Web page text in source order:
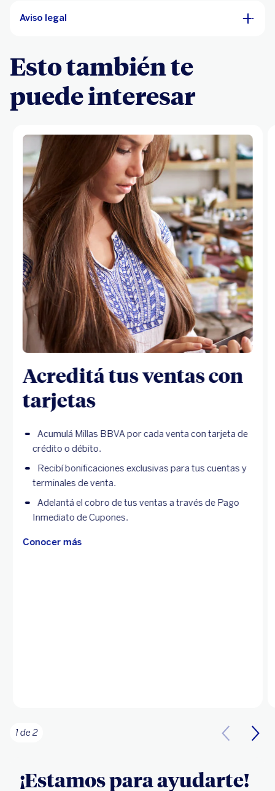
Aviso legal
Esto también te
puede interesar
Acreditá tus ventas con
tarjetas
Acumulá Millas BBVA por cada venta con tarjeta de
crédito o débito.
Recibí bonificaciones exclusivas para tus cuentas y
terminales de venta.
Adelantá el cobro de tus ventas a través de Pago
Inmediato de Cupones.
Conocer más
1 de 2
¡Estamos para ayudarte!